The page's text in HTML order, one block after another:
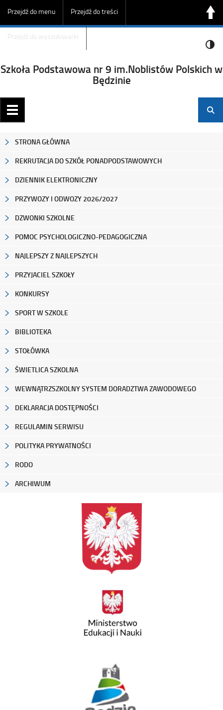
Przejdź do menu Przejdź do treści
Przejdź do wyszukiwarki
Szkoła Podstawowa nr 9 im.Noblistów Polskich w
Będzinie
STRONA GŁÓWNA
REKRUTACJA DO SZKÓŁ PONADPODSTAWOWYCH
DZIENNIK ELEKTRONICZNY
PRZYWOZY I ODWOZY 2026/2027
DZWONKI SZKOLNE
POMOC PSYCHOLOGICZNO-PEDAGOGICZNA
NAJLEPSZY Z NAJLEPSZYCH
PRZYJACIEL SZKOŁY
KONKURSY
SPORT W SZKOLE
BIBLIOTEKA
STOŁÓWKA
ŚWIETLICA SZKOLNA
WEWNĄTRZSZKOLNY SYSTEM DORADZTWA ZAWODOWEGO
DEKLARACJA DOSTĘPNOŚCI
REGULAMIN SERWISU
POLITYKA PRYWATNOŚCI
RODO
ARCHIWUM